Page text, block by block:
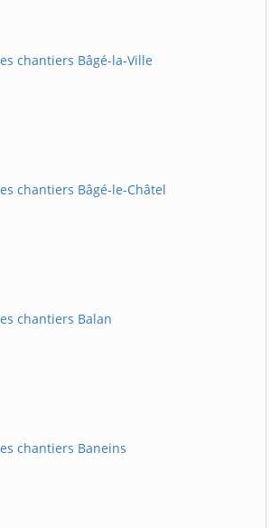
chantiers Bâgé-la-Ville
chantiers Bâgé-le-Châtel
chantiers Balan
chantiers Baneins